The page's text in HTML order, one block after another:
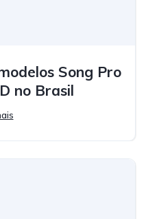
Song Pro
no Brasil